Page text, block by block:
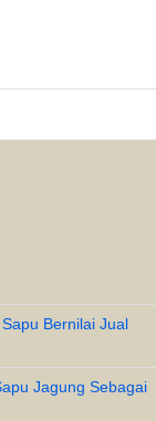
Bernilai Jual
Jagung Sebagai